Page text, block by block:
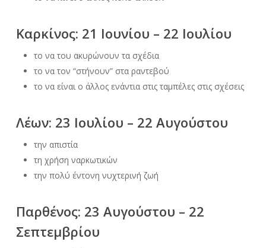
Καρκίνος: 21 Ιουνίου – 22 Ιουλίου
το να του ακυρώνουν τα σχέδια
το να τον “στήνουν” στα ραντεβού
το να είναι ο άλλος ενάντια στις ταμπέλες στις σχέσεις
Λέων: 23 Ιουλίου – 22 Αυγούστου
την απιστία
τη χρήση ναρκωτικών
την πολύ έντονη νυχτερινή ζωή
Παρθένος: 23 Αυγούστου – 22
Σεπτεμβρίου